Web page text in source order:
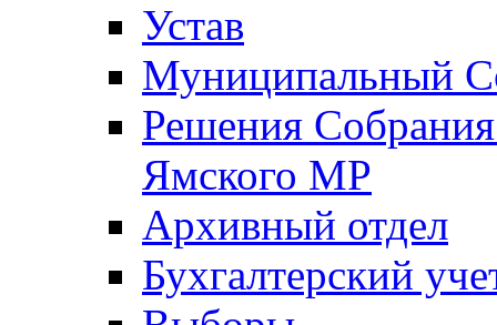
Устав
Муниципальный
Решения
Ямского МР
Архивный отдел
Бухгалтерский